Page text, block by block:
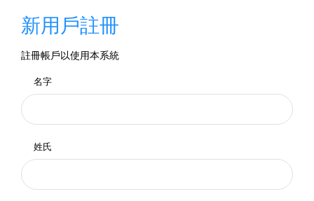
新用戶註冊
註冊帳戶以使用本系統
名字
姓氏